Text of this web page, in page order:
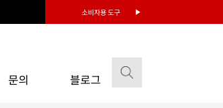
소비자용 도구
문의 블로그